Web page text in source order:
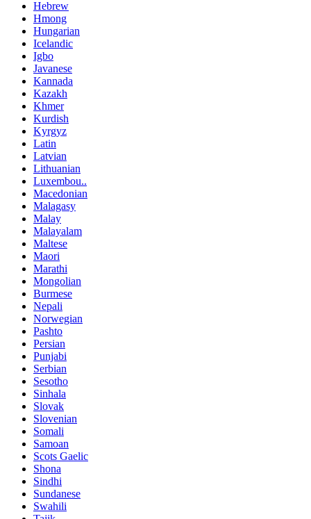
Hebrew
Hmong
Hungarian
Icelandic
Igbo
Javanese
Kannada
Kazakh
Khmer
Kurdish
Kyrgyz
Latin
Latvian
Lithuanian
Luxembou..
Macedonian
Malagasy
Malay
Malayalam
Maltese
Maori
Marathi
Mongolian
Burmese
Nepali
Norwegian
Pashto
Persian
Punjabi
Serbian
Sesotho
Sinhala
Slovak
Slovenian
Somali
Samoan
Scots Gaelic
Shona
Sindhi
Sundanese
Swahili